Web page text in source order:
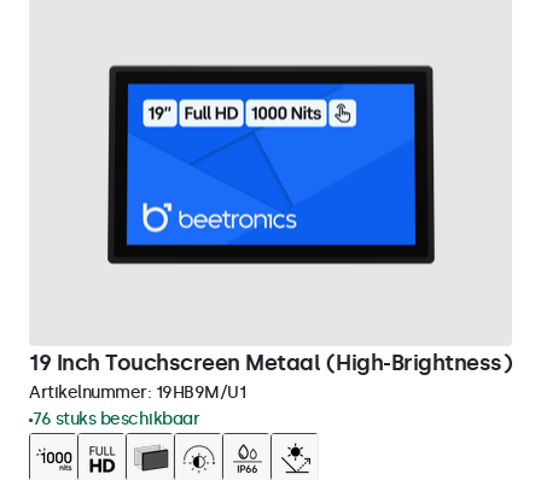
19 Inch Touchscreen Metaal (High-Brightness)
Artikelnummer: 19HB9M/U1
76 stuks beschikbaar